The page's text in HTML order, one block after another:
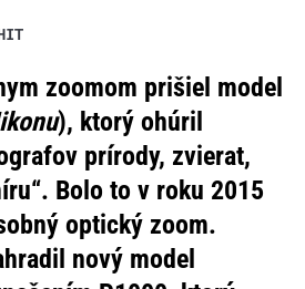
zoomom prišiel model
), ktorý ohúril
prírody, zvierat,
Bolo to v roku 2015
optický zoom.
nový model